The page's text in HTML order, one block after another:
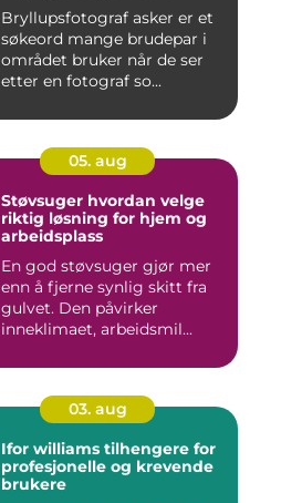
Bryllupsfotograf asker er et
søkeord mange brudepar i
området bruker når de ser
etter en fotograf so...
05. aug
Støvsuger hvordan velge
riktig løsning for hjem og
arbeidsplass
En god støvsuger gjør mer
enn å fjerne synlig skitt fra
gulvet. Den påvirker
inneklimaet, arbeidsmil...
03. aug
Ifor williams tilhengere for
profesjonelle og krevende
brukere